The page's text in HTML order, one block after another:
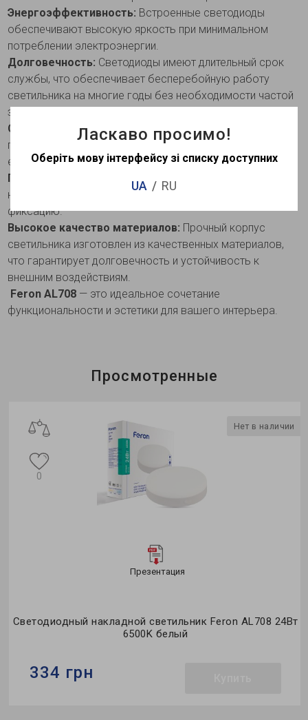
Энергоэффективность: Встроенные светодиоды
обеспечивают высокую яркость при минимальном
потреблении электроэнергии.
Долговечность: Светодиоды имеют длительный срок
службы, что обеспечивает бесперебойную работу
светильника на многие годы без необходимости частой
замены.
Современный дизайн: Лаконичный дизайн светильника
гармонично вписывается в любой интерьер, придавая
ему современный вид.
Простота монтажа:
Светильник легко устанавливается
на любую поверхность, обеспечивая надежную
фиксацию.
Высокое качество материалов: Прочный корпус
светильника изготовлен из качественных материалов,
что гарантирует долговечность и устойчивость к
внешним воздействиям.
Feron AL708 — это идеальное сочетание
функциональности и эстетики для вашего интерьера.
Просмотренные
Нет в наличии
Презентация
Светодиодный накладной светильник Feron AL708 24Вт
6500K белый
0
334 грн
Ласкаво просимо!
Оберіть мову інтерфейсу зі списку доступних
UA RU